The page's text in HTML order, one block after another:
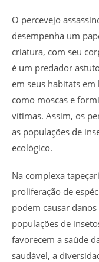
O percevejo
desempenha um
criatura, com seu
é um predador
em seus habitats em
como moscas e
vítimas. Assim, os
as populações de
ecológico.
Na complexa
proliferação de
podem causar
populações de
favorecem a saúde
saudável, a